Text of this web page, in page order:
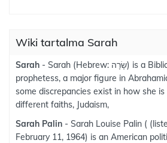
Wiki tartalma Sarah
Sarah - Sarah (Hebrew: שָׂרָה) is a Biblical matriarch and
prophetess, a major figure in
some discrepancies exist in how she
different faiths, Judaism,
Sarah Palin - Sarah Louise Palin (
February 11, 1964) is an American